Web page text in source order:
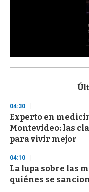
s
d
s
o
f
3
s
e
c
o
04:30
Experto en
Montevideo: las
para vivir mejor
04:10
La lupa sobre las
quiénes se